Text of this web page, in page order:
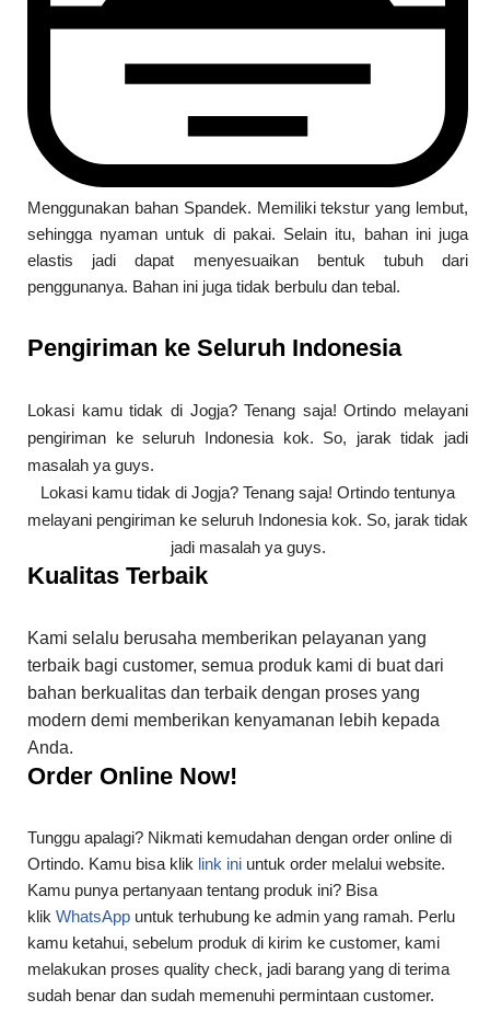
Menggunakan bahan Spandek. Memiliki tekstur yang lembut,
sehingga nyaman untuk di pakai. Selain itu, bahan ini juga
elastis jadi dapat menyesuaikan bentuk tubuh dari
penggunanya. Bahan ini juga tidak berbulu dan tebal.
Pengiriman ke Seluruh Indonesia
Lokasi kamu tidak di Jogja? Tenang saja! Ortindo melayani
pengiriman ke seluruh Indonesia kok. So, jarak tidak jadi
masalah ya guys.
Lokasi kamu tidak di Jogja? Tenang saja! Ortindo tentunya
melayani pengiriman ke seluruh Indonesia kok. So, jarak tidak
jadi masalah ya guys.
Kualitas Terbaik
Kami selalu berusaha memberikan pelayanan yang
terbaik bagi customer, semua produk kami di buat dari
bahan berkualitas dan terbaik dengan proses yang
modern demi memberikan kenyamanan lebih kepada
Anda.
Order Online Now!
Tunggu apalagi? Nikmati kemudahan dengan order online di
Ortindo. Kamu bisa klik link ini untuk order melalui website.
Kamu punya pertanyaan tentang produk ini? Bisa
klik WhatsApp untuk terhubung ke admin yang ramah. Perlu
kamu ketahui, sebelum produk di kirim ke customer, kami
melakukan proses quality check, jadi barang yang di terima
sudah benar dan sudah memenuhi permintaan customer.